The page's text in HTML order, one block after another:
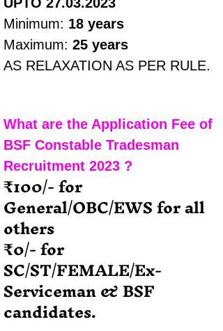
Minimum: 18 years
Maximum: 25 years
AS RELAXATION AS PER RULE.
What are the Application Fee of
BSF Constable Tradesman
Recruitment 2023 ?
₹100/- for
General/OBC/EWS for all
others
₹0/- for
SC/ST/FEMALE/Ex-
Serviceman & BSF
candidates.